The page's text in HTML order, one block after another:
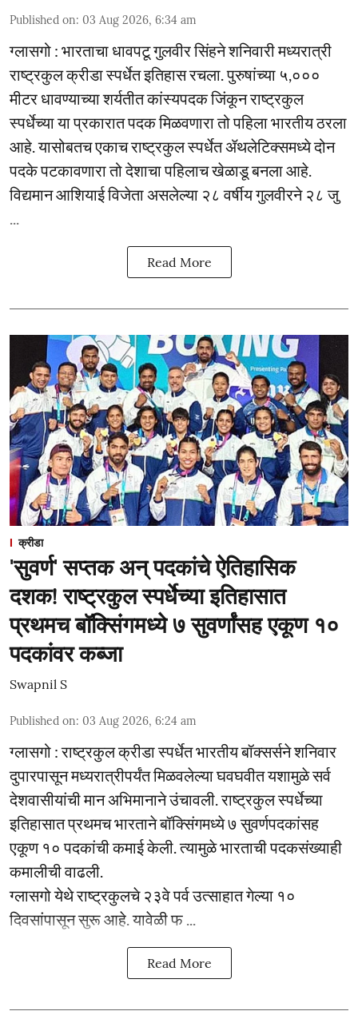
Published on: 03 Aug 2026, 6:34 am
ग्लासगो : भारताचा धावपटू गुलवीर सिंहने शनिवारी मध्यरात्री
राष्ट्रकुल क्रीडा स्पर्धेत इतिहास रचला. पुरुषांच्या ५,०‌००
मीटर धावण्याच्या शर्यतीत कांस्यपदक जिंकून राष्ट्रकुल
स्पर्धेच्या या प्रकारात पदक मिळवणारा तो पहिला भारतीय ठरला
आहे. यासोबतच एकाच राष्ट्रकुल स्पर्धेत ॲथलेटिक्समध्ये दोन
पदके पटकावणारा तो देशाचा पहिलाच खेळाडू बनला आहे.
विद्यमान आशियाई विजेता असलेल्या २८ वर्षीय गुलवीरने २८ जु
...
Read More
क्रीडा
'सुवर्ण' सप्तक अन् पदकांचे ऐतिहासिक
दशक! राष्ट्रकुल स्पर्धेच्या इतिहासात
प्रथमच बॉक्सिंगमध्ये ७ सुवर्णांसह एकूण १०
पदकांवर कब्जा
Swapnil S
Published on: 03 Aug 2026, 6:24 am
ग्लासगो : राष्ट्रकुल क्रीडा स्पर्धेत भारतीय बॉक्सर्सने शनिवार
दुपारपासून मध्यरात्रीपर्यंत मिळवलेल्या घवघवीत यशामुळे सर्व
देशवासीयांची मान अभिमानाने उंचावली. राष्ट्रकुल स्पर्धेच्या
इतिहासात प्रथमच भारताने बॉक्सिंगमध्ये ७ सुवर्णपदकांसह
एकूण १० पदकांची कमाई केली. त्यामुळे भारताची पदकसंख्याही
कमालीची वाढली.
ग्लासगो येथे राष्ट्रकुलचे २३वे पर्व उत्साहात गेल्या १०
दिवसांपासून सुरू आहे. यावेळी फ ...
Read More